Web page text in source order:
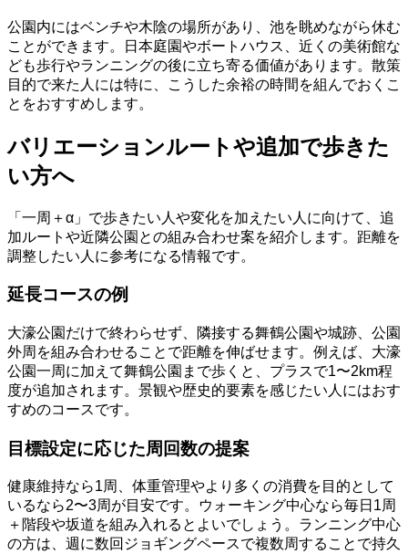
公園内にはベンチや木陰の場所があり、池を眺めながら休む
ことができます。日本庭園やボートハウス、近くの美術館な
ども歩行やランニングの後に立ち寄る価値があります。散策
目的で来た人には特に、こうした余裕の時間を組んでおくこ
とをおすすめします。
バリエーションルートや追加で歩きた
い方へ
「一周＋α」で歩きたい人や変化を加えたい人に向けて、追
加ルートや近隣公園との組み合わせ案を紹介します。距離を
調整したい人に参考になる情報です。
延長コースの例
大濠公園だけで終わらせず、隣接する舞鶴公園や城跡、公園
外周を組み合わせることで距離を伸ばせます。例えば、大濠
公園一周に加えて舞鶴公園まで歩くと、プラスで1〜2km程
度が追加されます。景観や歴史的要素を感じたい人にはおす
すめのコースです。
目標設定に応じた周回数の提案
健康維持なら1周、体重管理やより多くの消費を目的として
いるなら2〜3周が目安です。ウォーキング中心なら毎日1周
＋階段や坂道を組み入れるとよいでしょう。ランニング中心
の方は、週に数回ジョギングペースで複数周することで持久